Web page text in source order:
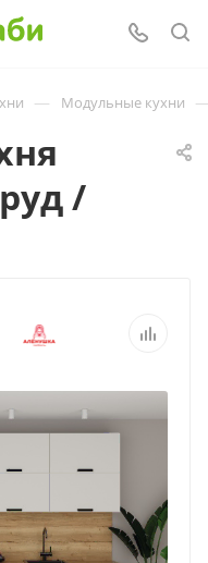
— Модульные кухни
/